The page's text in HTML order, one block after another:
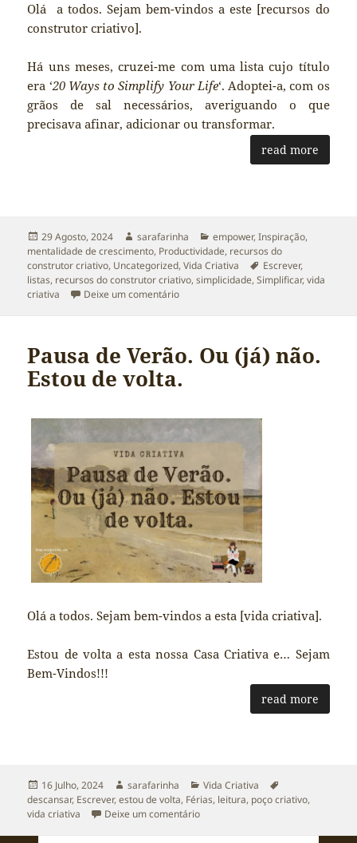
Olá a todos. Sejam bem-vindos a este [recursos do
construtor criativo].
Há uns meses, cruzei-me com uma lista cujo título
era ‘20 Ways to Simplify Your Life‘. Adoptei-a, com os
grãos de sal necessários, averiguando o que
precisava afinar, adicionar ou transformar.
read more
Publicado
a
29 Agosto, 2024 Autor
sarafarinha Categorias
empower,Inspiração,
mentalidade de crescimento, Productividade, recursos do
construtor criativo, Uncategorized,Vida Criativa Etiquetas
Escrever,
listas, recursos do construtor criativo,simplicidade,Simplificar,vida
criativa
Deixe um comentáriosobre 20 formas de simplificar a tua
Pausa de Verão. Ou (já) não.
Estou de volta.
Olá a todos. Sejam bem-vindos a esta [vida criativa].
Estou de volta a esta nossa Casa Criativa e… Sejam
Bem-Vindos!!!
read more
Publicado
a
16 Julho, 2024 Autor
sarafarinha Categorias
Vida Criativa
descansar, Escrever,estou de volta, Férias, leitura, poço criativo,
vida criativa
Deixe um comentáriosobre Pausa de Verão. Ou (já) não.